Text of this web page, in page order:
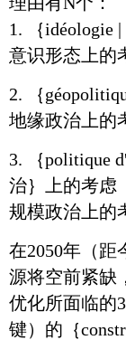
1. ｛idéologie
意识形态上的
2. ｛
地缘政治上的
3. ｛politique
治｝上的考虑
规模政治上的
在2050年（距
源将空前紧缺
优化所面临的
键）的｛